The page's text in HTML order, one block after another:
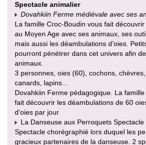
Spectacle animalier
Dovahkiin Ferme médiévale avec ses
La famille Croc-Boudin vous fait découvrir
au Moyen Age avec ses animaux, ses
mais aussi les déambulations d’oies.
pourront pénétrer dans cet univers afin
animaux.
3 personnes, oies (60), cochons,
canards, lapins...
Dovahkiin Ferme pédagogique. La
fait découvrir les déambulations de 60
d’oies par jour
La Danseuse aux Perroquets
Spectacle chorégraphié lors duquel les
gracieux partenaires de la danseuse. 2